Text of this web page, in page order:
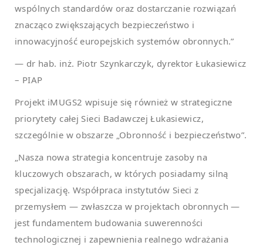
wspólnych standardów oraz dostarczanie rozwiązań
znacząco zwiększających bezpieczeństwo i
innowacyjność europejskich systemów obronnych.”
— dr hab. inż. Piotr Szynkarczyk, dyrektor Łukasiewicz
– PIAP
Projekt iMUGS2 wpisuje się również w strategiczne
priorytety całej Sieci Badawczej Łukasiewicz,
szczególnie w obszarze „Obronność i bezpieczeństwo”.
„Nasza nowa strategia koncentruje zasoby na
kluczowych obszarach, w których posiadamy silną
specjalizację. Współpraca instytutów Sieci z
przemysłem — zwłaszcza w projektach obronnych —
jest fundamentem budowania suwerenności
technologicznej i zapewnienia realnego wdrażania